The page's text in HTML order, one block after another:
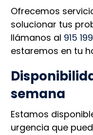
Ofrecemos
solucionar tus
llámanos al 915
estaremos en tu
semana
Estamos
urgencia que